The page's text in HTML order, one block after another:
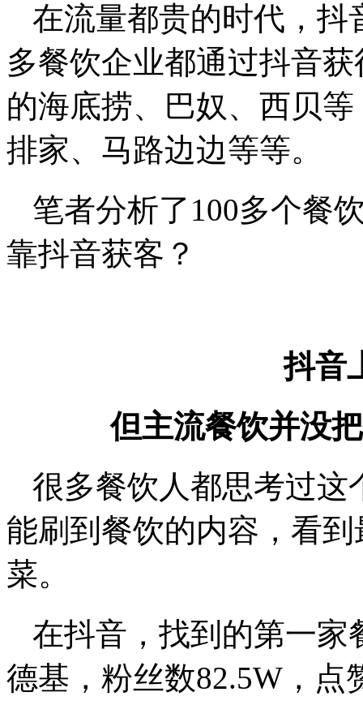
在流量都贵的时代，抖
多餐饮企业都通过抖音
的海底捞、巴奴、西贝
排家、马路边边等等。
笔者分析了100多个餐
靠抖音获客？
抖音
但主流餐饮并没
很多餐饮人都思考过这
能刷到餐饮的内容，看
菜。
在抖音，找到的第一家
德基，粉丝数82.5W，点